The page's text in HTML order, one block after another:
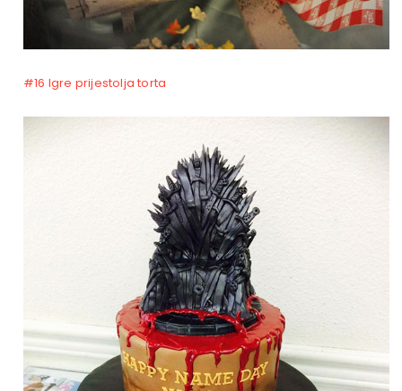
#16 Igre prijestolja torta